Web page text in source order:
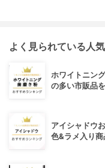
よく見られている人
ホワイトニン
の多い市販品
アイシャドウ
色&ラメ入り商